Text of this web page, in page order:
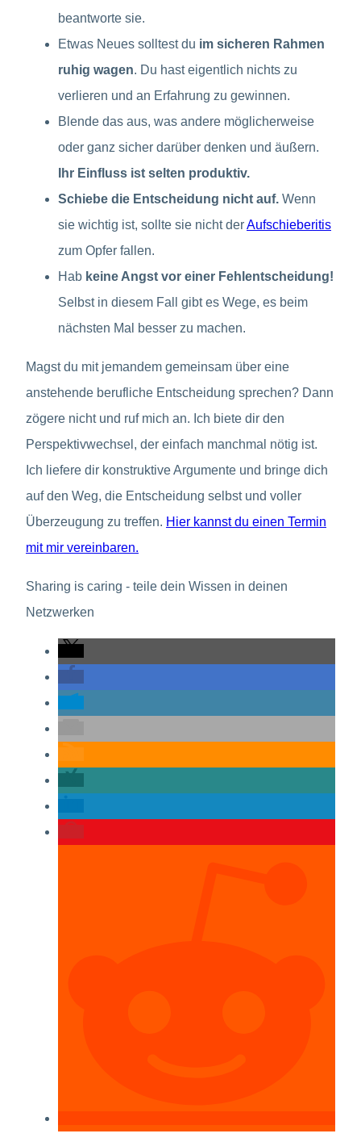
beantworte sie.
Etwas Neues solltest du im sicheren Rahmen
ruhig wagen. Du hast eigentlich nichts zu
verlieren und an Erfahrung zu gewinnen.
Blende das aus, was andere möglicherweise
oder ganz sicher darüber denken und äußern.
Ihr Einfluss ist selten produktiv.
Schiebe die Entscheidung nicht auf. Wenn
sie wichtig ist, sollte sie nicht derAufschieberitis
zum Opfer fallen.
Hab keine Angst vor einer Fehlentscheidung!
Selbst in diesem Fall gibt es Wege, es beim
nächsten Mal besser zu machen.
Magst du mit jemandem gemeinsam über eine
anstehende berufliche Entscheidung sprechen? Dann
zögere nicht und ruf mich an. Ich biete dir den
Perspektivwechsel, der einfach manchmal nötig ist.
Ich liefere dir konstruktive Argumente und bringe dich
auf den Weg, die Entscheidung selbst und voller
Überzeugung zu treffen. Hier kannst du einen Termin
mit mir vereinbaren.
Sharing is caring - teile dein Wissen in deinen
Netzwerken